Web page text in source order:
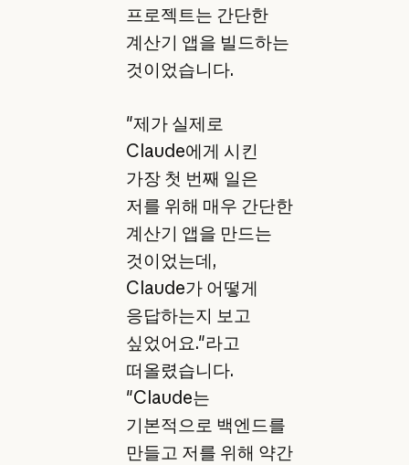
프로젝트는 간단한
계산기 앱을 빌드하는
것이었습니다.
"제가 실제로
Claude에게 시킨
가장 첫 번째 일은
저를 위해 매우 간단한
계산기 앱을 만드는
것이었는데,
Claude가 어떻게
응답하는지 보고
싶었어요."라고
떠올렸습니다.
"Claude는
기본적으로 백엔드를
만들고 저를 위해 약간